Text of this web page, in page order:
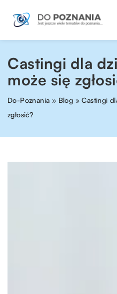
Castingi dla
może się
Do-Poznania » Blog »Castingi
zgłosić?